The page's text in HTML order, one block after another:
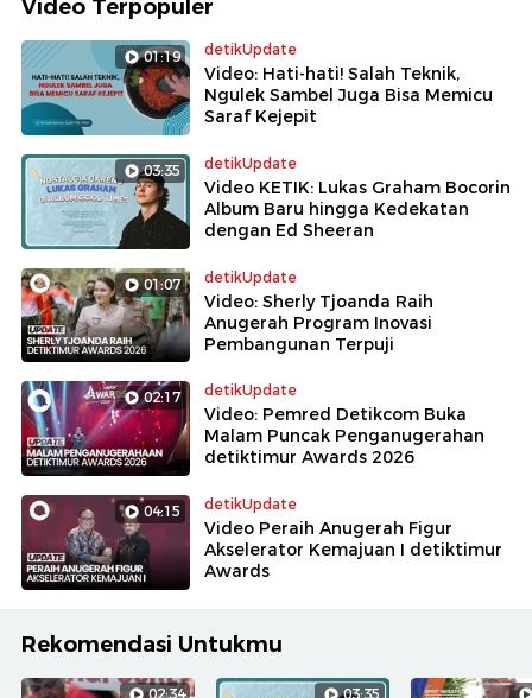
Video Terpopuler
01:19 detikUpdate
Video: Hati-hati! Salah Teknik,
Ngulek Sambel Juga Bisa Memicu
Saraf Kejepit
03:35 detikUpdate
Video KETIK: Lukas Graham Bocorin
Album Baru hingga Kedekatan
dengan Ed Sheeran
01:07 detikUpdate
Video: Sherly Tjoanda Raih
Anugerah Program Inovasi
Pembangunan Terpuji
02:17 detikUpdate
Video: Pemred Detikcom Buka
Malam Puncak Penganugerahan
detiktimur Awards 2026
04:15 detikUpdate
Video Peraih Anugerah Figur
Akselerator Kemajuan I detiktimur
Awards
Rekomendasi Untukmu
02:34 03:35